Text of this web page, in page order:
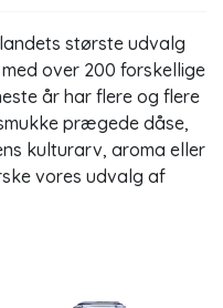
største udvalg
over 200 forskellige
år har flere og flere
prægede dåse,
kulturarv, aroma eller
vores udvalg af